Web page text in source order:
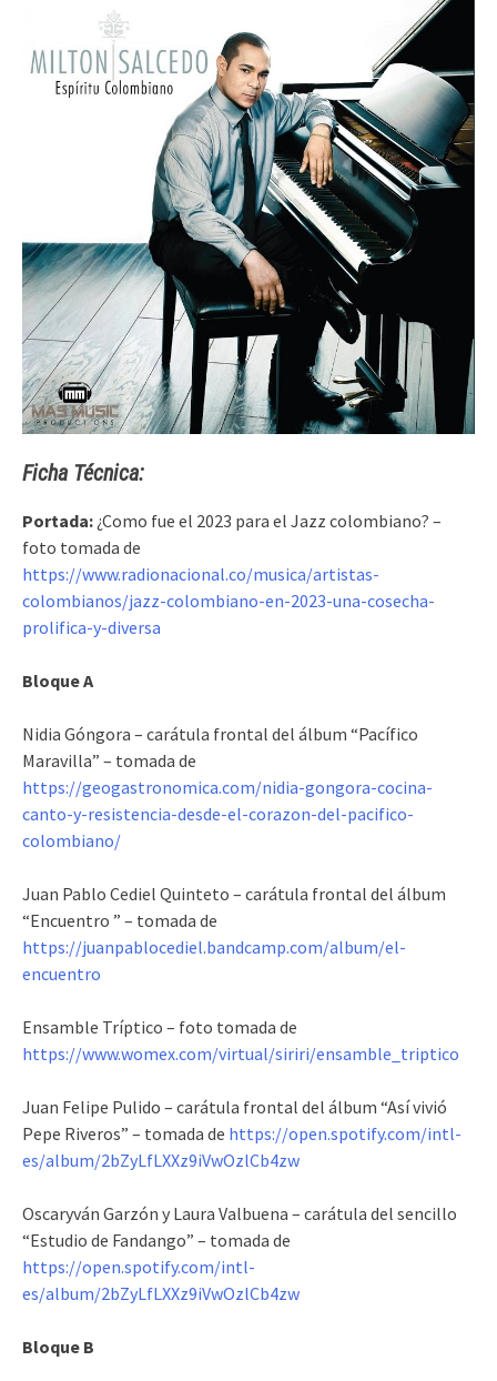
Ficha Técnica:
Portada: ¿Como fue el 2023 para el Jazz colombiano? –
foto tomada de
https://www.radionacional.co/musica/artistas-
colombianos/jazz-colombiano-en-2023-una-cosecha-
prolifica-y-diversa
Bloque A
Nidia Góngora – carátula frontal del álbum “Pacífico
Maravilla” – tomada de
https://geogastronomica.com/nidia-gongora-cocina-
canto-y-resistencia-desde-el-corazon-del-pacifico-
colombiano/
Juan Pablo Cediel Quinteto – carátula frontal del álbum
“Encuentro ” – tomada de
https://juanpablocediel.bandcamp.com/album/el-
encuentro
Ensamble Tríptico – foto tomada de
https://www.womex.com/virtual/siriri/ensamble_triptico
Juan Felipe Pulido – carátula frontal del álbum “Así vivió
Pepe Riveros” – tomada de https://open.spotify.com/intl-
es/album/2bZyLfLXXz9iVwOzlCb4zw
Oscaryván Garzón y Laura Valbuena – carátula del sencillo
“Estudio de Fandango” – tomada de
https://open.spotify.com/intl-
es/album/2bZyLfLXXz9iVwOzlCb4zw
Bloque B